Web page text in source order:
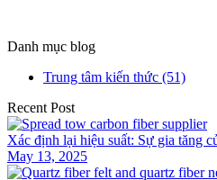
Danh mục blog
Trung tâm kiến ​​thức (51)
Recent Post
Xác định lại hiệu suất: Sự gia tăng
May 13, 2025